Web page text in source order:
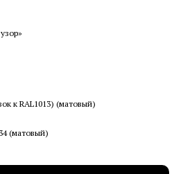
к RAL1013) (матовый)
(матовый)